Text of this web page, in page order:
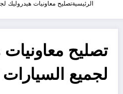
الرئيسيةتصليح معاونيات هيدروليك لجميع
تصليح
لجميع السيارات 99527787